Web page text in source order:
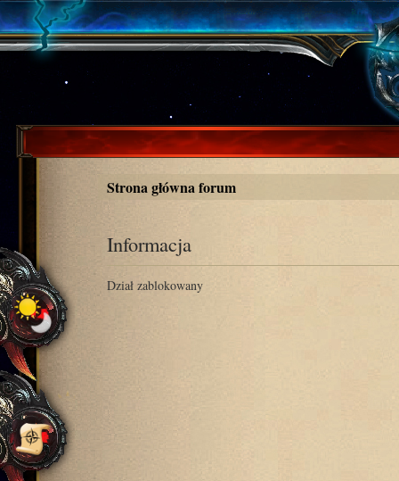
Strona główna forum
Informacja
Dział zablokowany